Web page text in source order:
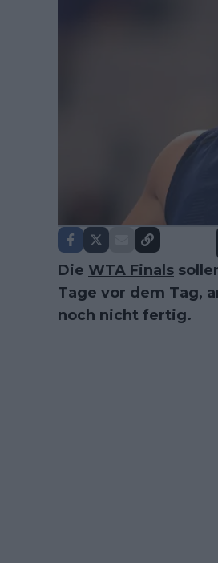
Die WTA Finals
Tage vor dem Tag,
noch nicht fertig.